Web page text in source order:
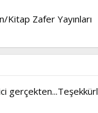
Kitap Zafer Yayınları